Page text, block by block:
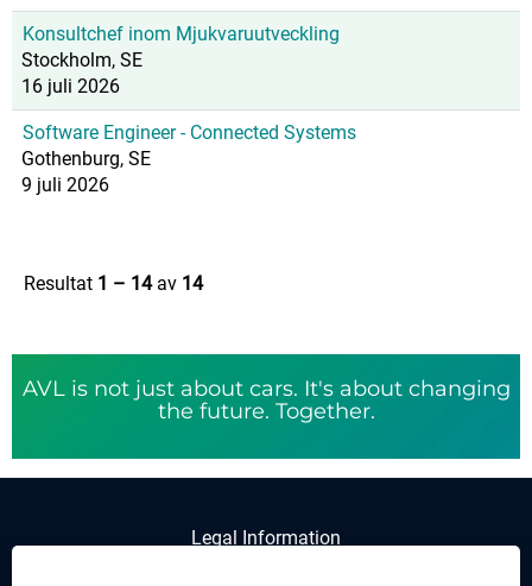
Konsultchef inom Mjukvaruutveckling
Stockholm, SE
16 juli 2026
Software Engineer - Connected Systems
Gothenburg, SE
9 juli 2026
Resultat 1 – 14av 14
AVL is not just about cars. It's about changing
the future. Together.
Legal Information